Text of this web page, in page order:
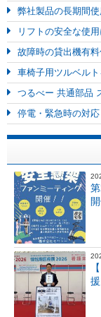
弊社製品の長期間
リフトの安全な使
故障時の貸出機有
車椅子用ツルベル
つるべー 共通部品
停電・緊急時の対応